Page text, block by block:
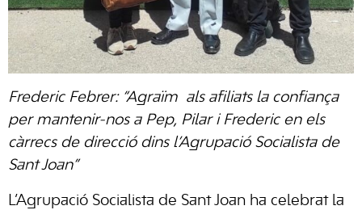
Frederic Febrer: “Agraïm als afiliats la confiança
per mantenir-nos a Pep, Pilar i Frederic en els
càrrecs de direcció dins l’Agrupació Socialista de
Sant Joan”
L’Agrupació Socialista de Sant Joan ha celebrat la